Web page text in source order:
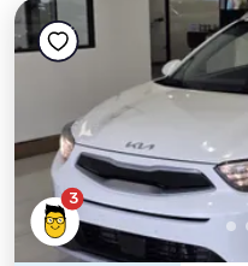
3